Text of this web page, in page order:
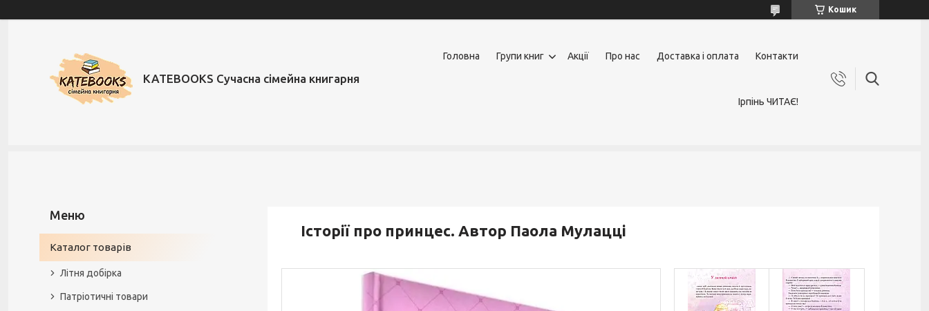
Кошик
KATEBOOKS Сучасна сімейна книгарня
Головна Групи книг Акції Про нас Доставка і оплата Контакти
Ірпінь ЧИТАЄ!
Історії про принцес. Автор Паола Мулацці
Каталог товарів
Літня добірка
Патріотичні товари